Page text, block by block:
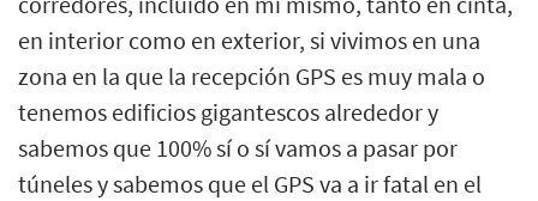
en interior como en exterior, si vivimos en una
zona en la que la recepción GPS es muy mala o
tenemos edificios gigantescos alrededor y
sabemos que 100% sí o sí vamos a pasar por
túneles y sabemos que el GPS va a ir fatal en el